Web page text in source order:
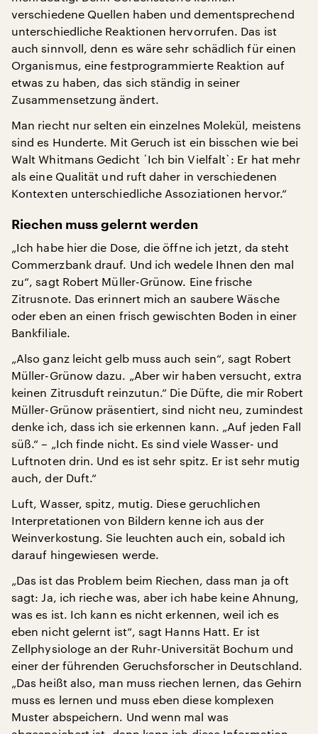
verschiedene Quellen haben und dementsprechend
unterschiedliche Reaktionen hervorrufen. Das ist
auch sinnvoll, denn es wäre sehr schädlich für einen
Organismus, eine festprogrammierte Reaktion auf
etwas zu haben, das sich ständig in seiner
Zusammensetzung ändert.
Man riecht nur selten ein einzelnes Molekül, meistens
sind es Hunderte. Mit Geruch ist ein bisschen wie bei
Walt Whitmans Gedicht ´Ich bin Vielfalt`: Er hat mehr
als eine Qualität und ruft daher in verschiedenen
Kontexten unterschiedliche Assoziationen hervor.“
Riechen muss gelernt werden
„Ich habe hier die Dose, die öffne ich jetzt, da steht
Commerzbank drauf. Und ich wedele Ihnen den mal
zu“, sagt Robert Müller-Grünow. Eine frische
Zitrusnote. Das erinnert mich an saubere Wäsche
oder eben an einen frisch gewischten Boden in einer
Bankfiliale.
„Also ganz leicht gelb muss auch sein“, sagt Robert
Müller-Grünow dazu. „Aber wir haben versucht, extra
keinen Zitrusduft reinzutun.“ Die Düfte, die mir Robert
Müller-Grünow präsentiert, sind nicht neu, zumindest
denke ich, dass ich sie erkennen kann. „Auf jeden Fall
süß.“ – „Ich finde nicht. Es sind viele Wasser- und
Luftnoten drin. Und es ist sehr spitz. Er ist sehr mutig
auch, der Duft.“
Luft, Wasser, spitz, mutig. Diese geruchlichen
Interpretationen von Bildern kenne ich aus der
Weinverkostung. Sie leuchten auch ein, sobald ich
darauf hingewiesen werde.
„Das ist das Problem beim Riechen, dass man ja oft
sagt: Ja, ich rieche was, aber ich habe keine Ahnung,
was es ist. Ich kann es nicht erkennen, weil ich es
eben nicht gelernt ist“, sagt Hanns Hatt. Er ist
Zellphysiologe an der Ruhr-Universität Bochum und
einer der führenden Geruchsforscher in Deutschland.
„Das heißt also, man muss riechen lernen, das Gehirn
muss es lernen und muss eben diese komplexen
Muster abspeichern. Und wenn mal was